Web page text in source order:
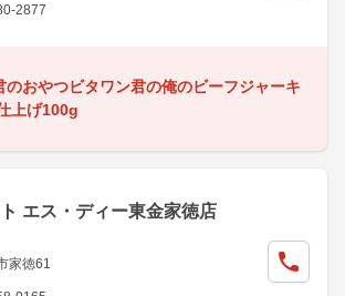
2877
のおやつビタワン君の俺のビーフジャーキ
上げ100g
エス・ディー東金家徳店
家徳61